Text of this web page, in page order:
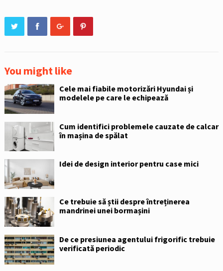
You might like
Cele mai fiabile motorizări Hyundai și
modelele pe care le echipează
Cum identifici problemele cauzate de calcar
în mașina de spălat
Idei de design interior pentru case mici
Ce trebuie să știi despre întreținerea
mandrinei unei bormașini
De ce presiunea agentului frigorific trebuie
verificată periodic